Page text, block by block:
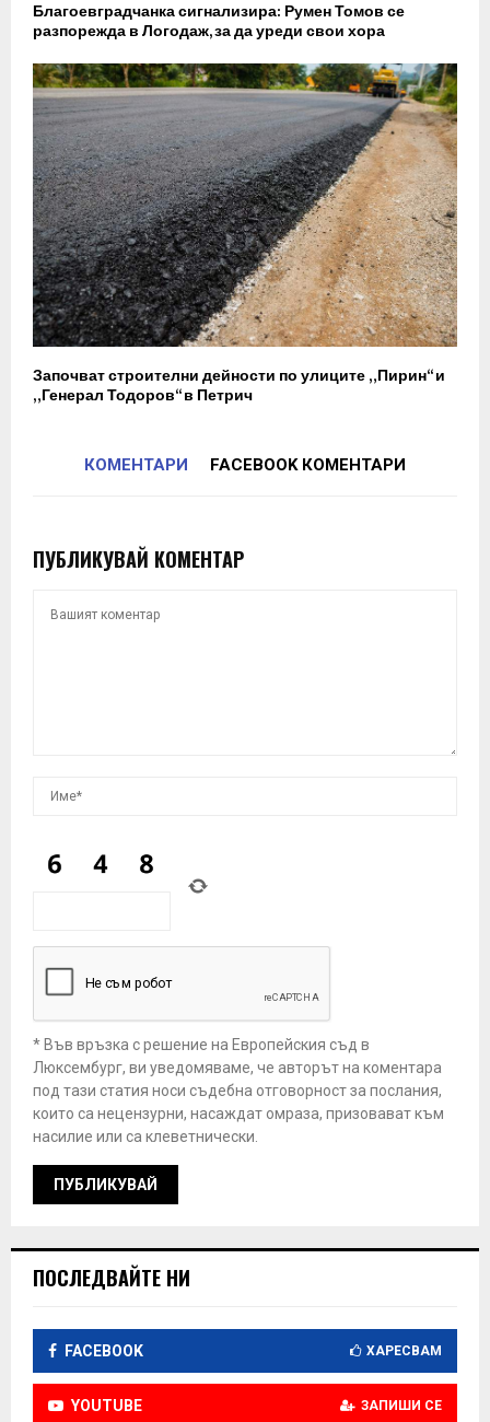
Благоевградчанка сигнализира: Румен Томов се
разпорежда в Логодаж, за да уреди свои хора
Започват строителни дейности по улиците „Пирин“ и
„Генерал Тодоров“ в Петрич
КОМЕНТАРИ FACEBOOK КОМЕНТАРИ
ПУБЛИКУВАЙ КОМЕНТАР
* Във връзка с решение на Европейския съд в
Люксембург, ви уведомяваме, че авторът на коментара
под тази статия носи съдебна отговорност за послания,
които са нецензурни, насаждат омраза, призовават към
насилие или са клеветнически.
ПОСЛЕДВАЙТЕ НИ
FACEBOOK ХАРЕСВАМ
YOUTUBE ЗАПИШИ СЕ